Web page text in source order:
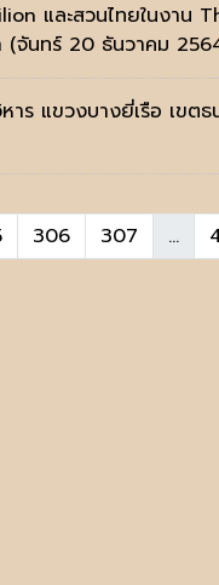
และสวนไทยในง
(จันทร์ 20 ธันวาคม
าร แขวงบางยี่เรือ เข
306 307 ...